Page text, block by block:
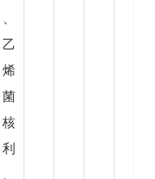
乙
烯
菌
核
利